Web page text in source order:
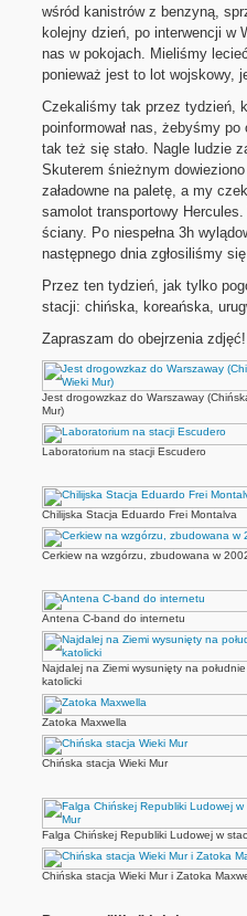
wśród kanistrów z benzyną,
kolejny dzień, po interwencji w
nas w pokojach. Mieliśmy
ponieważ jest to lot wojskowy,
Czekaliśmy tak przez tydzień,
poinformował nas, żebyśmy po
tak też się stało. Nagle ludzie
Skuterem śnieżnym
załadowne na paletę, a my
samolot transportowy
ściany. Po niespełna 3h
następnego dnia zgłosiliśmy
Przez ten tydzień, jak tylko
stacji: chińska, koreańska,
Zapraszam do obejrzenia zdjęć!
Jest drogowzkaz do Warszaway
Mur)
Laboratorium na stacji Escudero
Chilijska Stacja Eduardo Frei Montalva
Cerkiew na wzgórzu, zbudowana w
Antena C-band do internetu
Najdalej na Ziemi wysunięty na południe
katolicki
Zatoka Maxwella
Chińska stacja Wieki Mur
Falga Chińskej Republiki Ludowej w
Chińska stacja Wieki Mur i Zatoka